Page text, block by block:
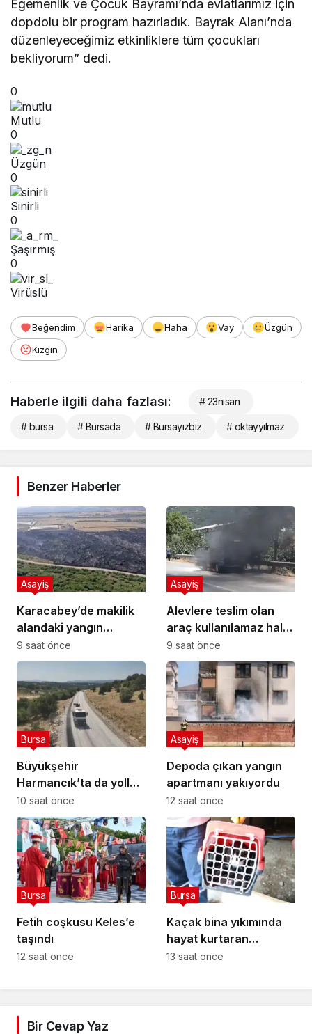
Egemenlik ve Çocuk Bayramı’nda evlatlarımız için
dopdolu bir program hazırladık. Bayrak Alanı’nda
düzenleyeceğimiz etkinliklere tüm çocukları
bekliyorum” dedi.
0
Mutlu
0
Üzgün
0
Sinirli
0
Şaşırmış
0
Virüslü
Beğendim Harika Haha Vay
Üzgün
Kızgın
Haberle ilgili daha fazlası: # 23nisan
# bursa # Bursada # Bursayızbiz # oktayyılmaz
Benzer Haberler
Karacabey’de makilik
alandaki yangın
fabrikaya ulaşmadan
söndürüldü
Asayiş
9 saat önce
Alevlere teslim olan
araç kullanılamaz hale
geldi
Asayiş
9 saat önce
Büyükşehir
Harmancık’ta da yolları
yeniliyor
Bursa
10 saat önce
Depoda çıkan yangın
apartmanı yakıyordu
Asayiş
12 saat önce
Fetih coşkusu Keles’e
taşındı
Bursa
12 saat önce
Kaçak bina yıkımında
hayat kurtaran
müdahale
Bursa
13 saat önce
Bir Cevap Yaz